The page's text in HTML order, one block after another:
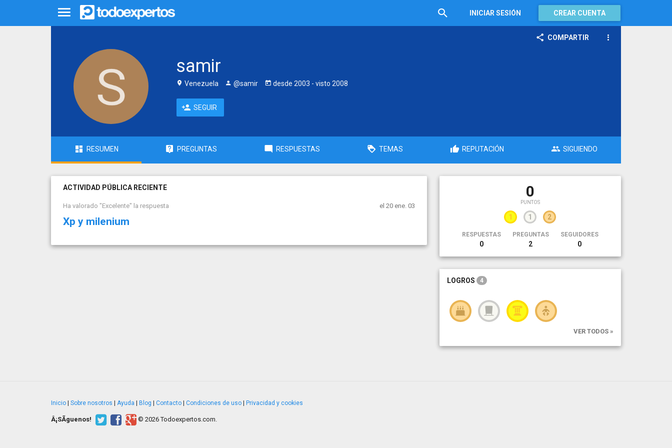
INICIAR SESIÓN CREAR CUENTA
COMPARTIR
samir
Venezuela @samir desde 2003 - visto 2008
SEGUIR
RESUMEN PREGUNTAS RESPUESTAS TEMAS REPUTACIÓN SIGUIENDO
ACTIVIDAD PÚBLICA RECIENTE
Ha valorado "Excelente" la respuesta el 20 ene. 03
Xp y milenium
0
PUNTOS
1 1 2
RESPUESTAS
0
PREGUNTAS
2
SEGUIDORES
0
LOGROS 4
VER TODOS »
Inicio Sobre nosotros Ayuda Blog Contacto Condiciones de uso Privacidad y cookies
Â¡SÃ­guenos! © 2026 Todoexpertos.com.